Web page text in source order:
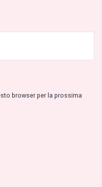
browser per la prossima